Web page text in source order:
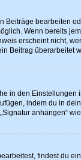
bearbeiten
Wenn bereits
erscheint nicht,
Beitrag
in den
indem du in
anhängen“
findest du